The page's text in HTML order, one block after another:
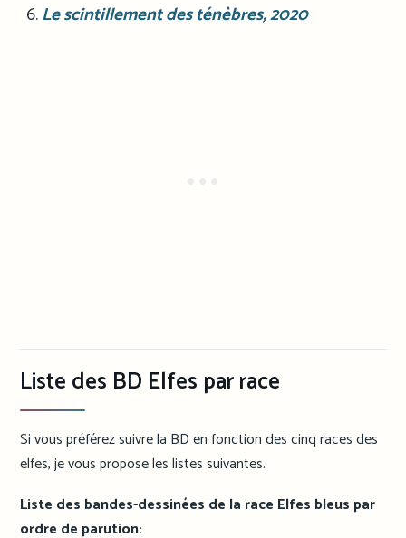
Le scintillement des ténèbres, 2020
Liste des BD Elfes par race
Si vous préférez suivre la BD en fonction des cinq races des
elfes, je vous propose les listes suivantes.
Liste des bandes-dessinées de la race Elfes bleus par
ordre de parution: